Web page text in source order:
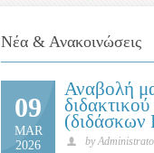
Νέα & Ανακοινώσεις
09
MAR
2026
Αναβολή
(διδάσκων
by